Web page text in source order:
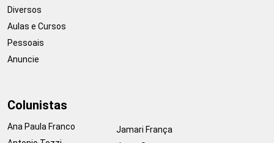
Diversos
Aulas e Cursos
Pessoais
Anuncie
Colunistas
Ana Paula Franco
Jamari França